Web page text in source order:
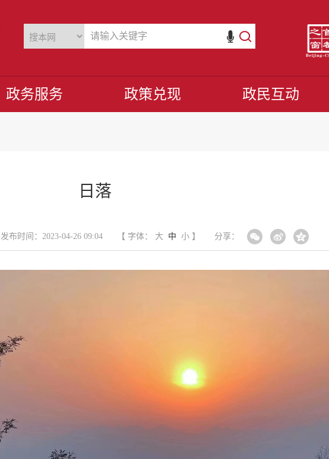
政务服务 政策兑现 政民互动
日落
发布时间：2023-04-26 09:04 【 字体： 大 中 小】 分享：